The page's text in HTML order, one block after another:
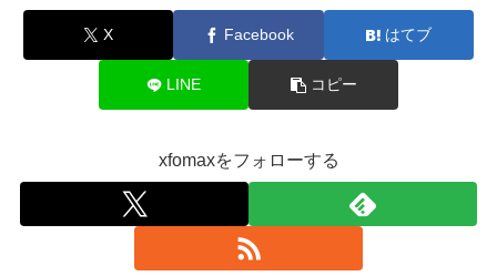
X Facebook はてブ
LINE コピー
xfomaxをフォローする